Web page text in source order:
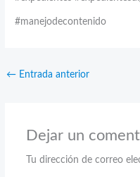
#manejodecontenido
← Entrada anterior
Dejar un
Tu dirección de correo